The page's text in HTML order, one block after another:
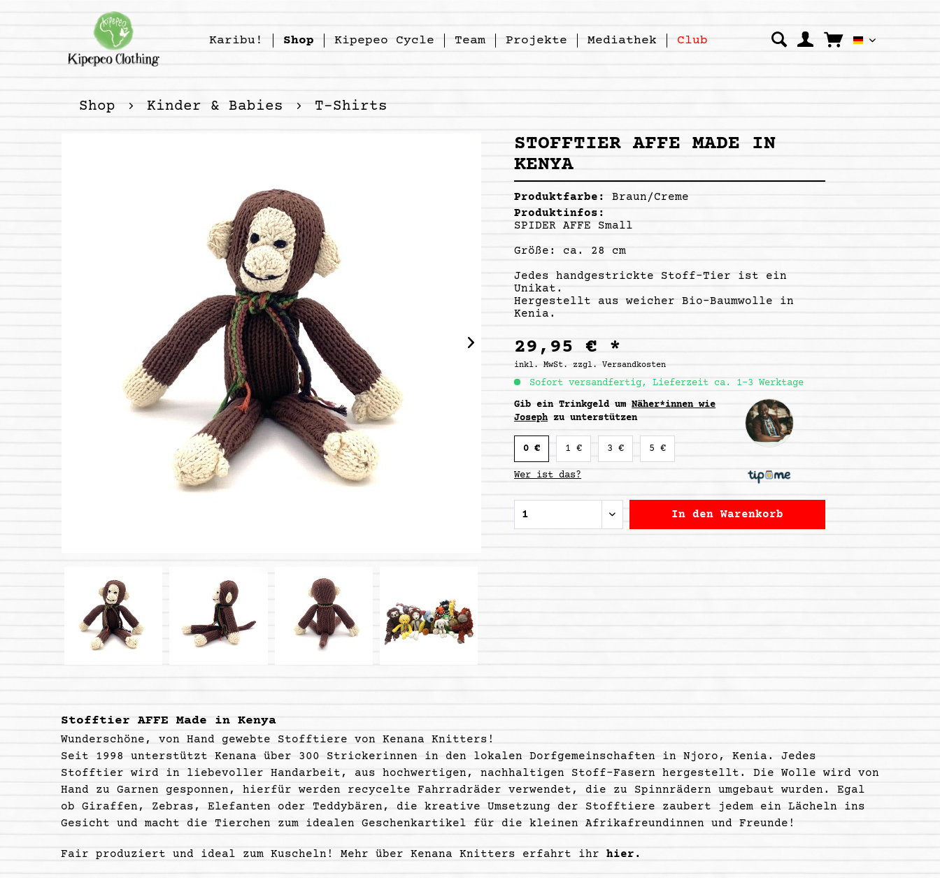
Karibu! Shop Kipepeo Cycle Team Projekte Mediathek Club Kipepeo
Shop Kinder & Babies T-Shirts
STOFFTIER AFFE MADE IN
KENYA
Produktfarbe:Braun/Creme
Produktinfos:
SPIDER AFFE Small
Größe: ca. 28 cm
Jedes handgestrickte Stoff-Tier ist ein
Unikat.
Hergestellt aus weicher Bio-Baumwolle in
Kenia.
29,95 € *
inkl. MwSt. zzgl. Versandkosten
Sofort versandfertig, Lieferzeit ca. 1-3 Werktage
Gib ein Trinkgeld umNäher*innen wie
Joseph zu unterstützen
0 € 1 € 3 € 5 €
Wer ist das?
In den Warenkorb
Stofftier AFFE Made in Kenya
Wunderschöne, von Hand gewebte Stofftiere von Kenana Knitters!
Seit 1998 unterstützt Kenana über 300 Strickerinnen in den lokalen Dorfgemeinschaften in Njoro, Kenia. Jedes
Stofftier wird in liebevoller Handarbeit, aus hochwertigen, nachhaltigen Stoff-Fasern hergestellt. Die Wolle wird von
Hand zu Garnen gesponnen, hierfür werden recycelte Fahrradräder verwendet, die zu Spinnrädern umgebaut wurden. Egal
ob Giraffen, Zebras, Elefanten oder Teddybären, die kreative Umsetzung der Stofftiere zaubert jedem ein Lächeln ins
Gesicht und macht die Tierchen zum idealen Geschenkartikel für die kleinen Afrikafreundinnen und Freunde!
Fair produziert und ideal zum Kuscheln! Mehr über Kenana Knitters erfahrt ihr hier.